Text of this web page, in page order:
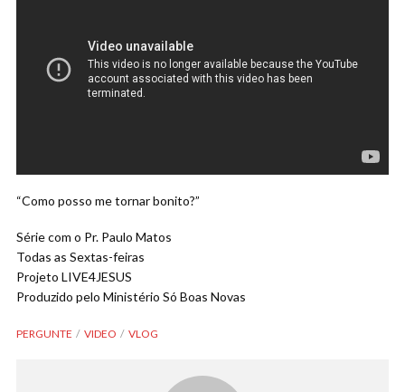
“Como posso me tornar bonito?”
Série com o Pr. Paulo Matos
Todas as Sextas-feiras
Projeto LIVE4JESUS
Produzido pelo Ministério Só Boas Novas
PERGUNTE VIDEO VLOG